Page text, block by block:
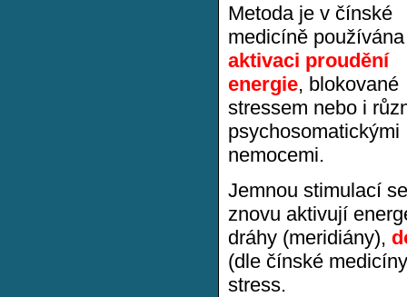
Metoda je v čínské
medicíně
aktivaci proudění
energie, blokované
stressem nebo i
psychosomatickými
nemocemi.
Jemnou stimulací se
znovu aktivují
dráhy (meridiány),
(dle čínské
stress.